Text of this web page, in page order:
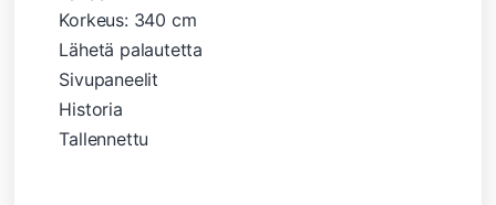
Korkeus: 340 cm
Lähetä palautetta
Sivupaneelit
Historia
Tallennettu